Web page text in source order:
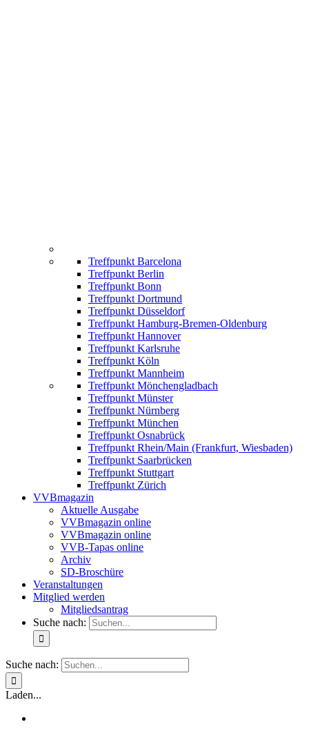
Treffpunkt Barcelona
Treffpunkt Berlin
Treffpunkt Bonn
Treffpunkt Dortmund
Treffpunkt Düsseldorf
Treffpunkt Hamburg-Bremen-Oldenburg
Treffpunkt Hannover
Treffpunkt Karlsruhe
Treffpunkt Köln
Treffpunkt Mannheim
Treffpunkt Mönchengladbach
Treffpunkt Münster
Treffpunkt Nürnberg
Treffpunkt München
Treffpunkt Osnabrück
Treffpunkt Rhein/Main (Frankfurt, Wiesbaden)
Treffpunkt Saarbrücken
Treffpunkt Stuttgart
Treffpunkt Zürich
VVBmagazin
Aktuelle Ausgabe
VVBmagazin online
VVBmagazin online
VVB-Tapas online
Archiv
SD-Broschüre
Veranstaltungen
Mitglied werden
Mitgliedsantrag
Suche nach:
Suche nach:
Laden...